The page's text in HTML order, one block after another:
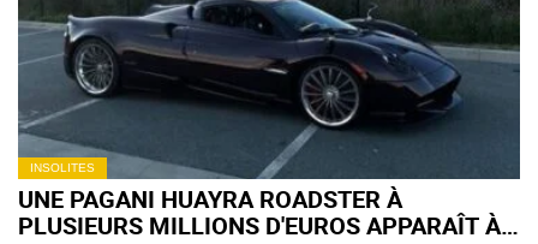
INSOLITES
UNE PAGANI HUAYRA ROADSTER À
PLUSIEURS MILLIONS D'EUROS APPARAÎT À